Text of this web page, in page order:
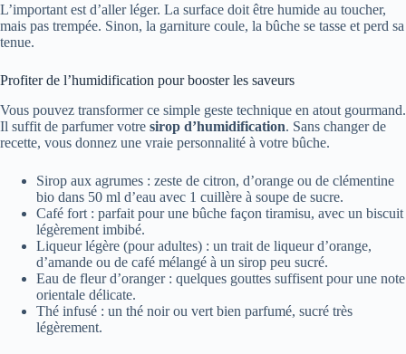
L’important est d’aller léger. La surface doit être humide au toucher,
mais pas trempée. Sinon, la garniture coule, la bûche se tasse et perd sa
tenue.
Profiter de l’humidification pour booster les saveurs
Vous pouvez transformer ce simple geste technique en atout gourmand.
Il suffit de parfumer votre sirop d’humidification. Sans changer de
recette, vous donnez une vraie personnalité à votre bûche.
Sirop aux agrumes : zeste de citron, d’orange ou de clémentine
bio dans 50 ml d’eau avec 1 cuillère à soupe de sucre.
Café fort : parfait pour une bûche façon tiramisu, avec un biscuit
légèrement imbibé.
Liqueur légère (pour adultes) : un trait de liqueur d’orange,
d’amande ou de café mélangé à un sirop peu sucré.
Eau de fleur d’oranger : quelques gouttes suffisent pour une note
orientale délicate.
Thé infusé : un thé noir ou vert bien parfumé, sucré très
légèrement.